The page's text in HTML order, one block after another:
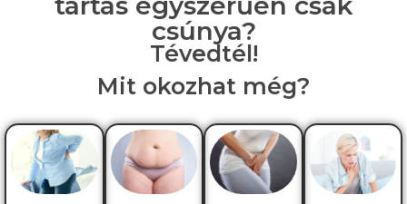
csúnya?
Tévedtél!
Mit okozhat még?